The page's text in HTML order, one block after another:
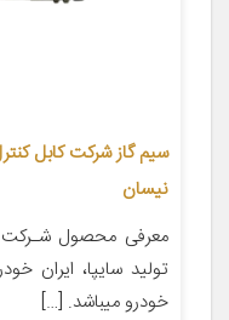
نیسان
معرفی محصول شـرکت
تولید سایپا، ایران
خودرو میباشد. […]